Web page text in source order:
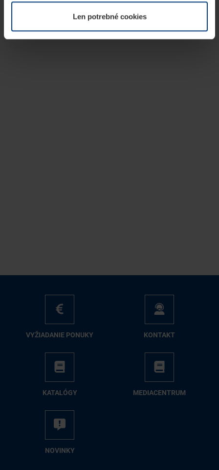
našej webovej stránky.Len potrebné cookies
VY­ŽIA­DA­NIE PO­NU­KY KON­TAKT
KA­TA­LÓ­GY ME­DIA­CEN­TRUM
NO­VIN­KY